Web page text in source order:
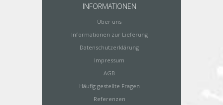
INFORMATIONEN
Über uns
Informationen zur Lieferung
Datenschutzerklärung
Impressum
AGB
Häufig gestellte Fragen
Referenzen